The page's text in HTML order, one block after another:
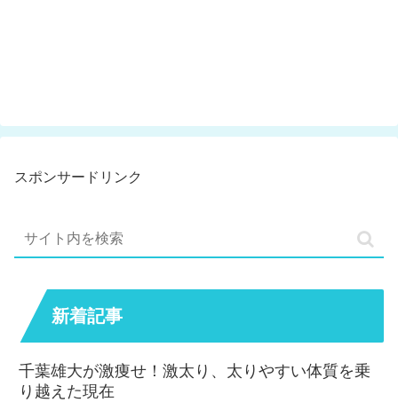
スポンサードリンク
新着記事
千葉雄大が激痩せ！激太り、太りやすい体質を乗
り越えた現在